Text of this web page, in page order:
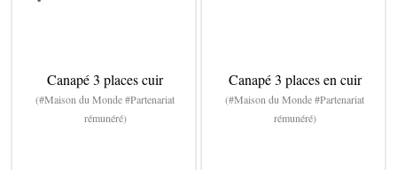
Canapé 3 places cuir
(#Maison du Monde #Partenariat
rémunéré)
Canapé 3 places en cuir
(#Maison du Monde #Partenariat
rémunéré)